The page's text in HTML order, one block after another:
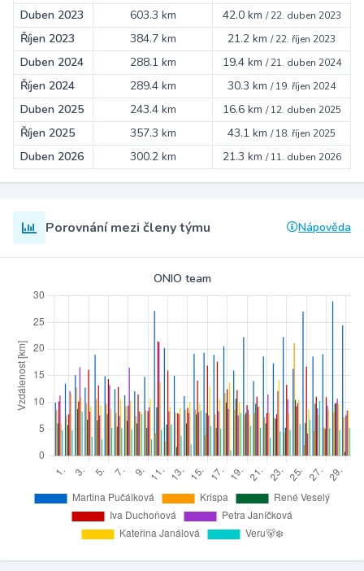
Duben 2023 603.3 km 42.0 km /22. duben 2023
Říjen 2023 384.7 km 21.2 km /22. říjen 2023
Duben 2024 288.1 km 19.4 km /21. duben 2024
Říjen 2024 289.4 km 30.3 km /19. říjen 2024
Duben 2025 243.4 km 16.6 km /12. duben 2025
Říjen 2025 357.3 km 43.1 km /18. říjen 2025
Duben 2026 300.2 km 21.3 km /11. duben 2026
Porovnání mezi členy týmu Nápověda
ONIO team